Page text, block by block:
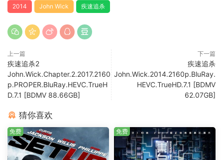
2014 John Wick 疾速追杀
上一篇
疾速追杀2
John.Wick.Chapter.2.2017.2160
p.PROPER.BluRay.HEVC.TrueH
D.7.1 [BDMV 88.66GB]
下一篇
疾速追杀
John.Wick.2014.2160p.BluRay.
HEVC.TrueHD.7.1 [BDMV
62.07GB]
猜你喜欢
免费 免费